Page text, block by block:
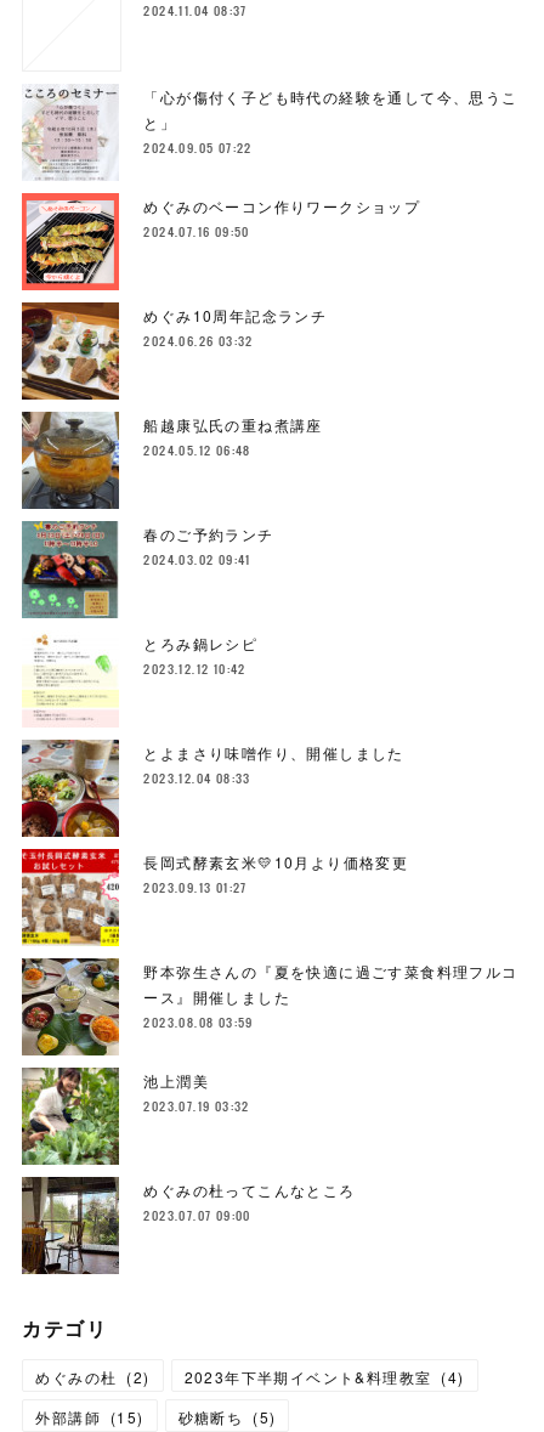
2024.11.04 08:37
「心が傷付く子ども時代の経験を通して今、思うこ
と」
2024.09.05 07:22
めぐみのベーコン作りワークショップ
2024.07.16 09:50
めぐみ10周年記念ランチ
2024.06.26 03:32
船越康弘氏の重ね煮講座
2024.05.12 06:48
春のご予約ランチ
2024.03.02 09:41
とろみ鍋レシピ
2023.12.12 10:42
とよまさり味噌作り、開催しました
2023.12.04 08:33
長岡式酵素玄米💛10月より価格変更
2023.09.13 01:27
野本弥生さんの『夏を快適に過ごす菜食料理フルコ
ース』開催しました
2023.08.08 03:59
池上潤美
2023.07.19 03:32
めぐみの杜ってこんなところ
2023.07.07 09:00
カテゴリ
めぐみの杜 (2) 2023年下半期イベント&料理教室 (4)
外部講師 (15) 砂糖断ち (5)